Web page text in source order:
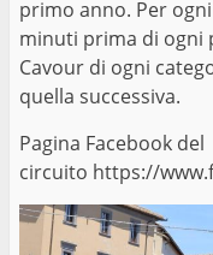
primo anno. Per
minuti prima di ogni
Cavour di ogni
quella successiva.
Pagina Facebook del
circuito https://